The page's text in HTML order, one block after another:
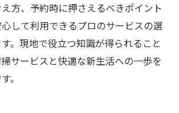
方、予約時に押さえるべきポイント
して利用できるプロのサービスの選
。現地で役立つ知識が得られること
サービスと快適な新生活への一歩を
。